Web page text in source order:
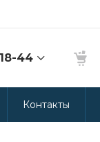
44
Контакты